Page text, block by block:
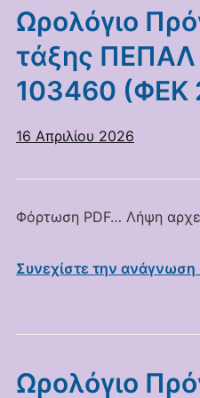
Ωρολόγιο
τάξης ΠΕΠΑΛ
103460 (ΦΕΚ
16 Απριλίου 2026
Φόρτωση PDF… Λήψη
Συνεχίστε την
Ωρολόγιο